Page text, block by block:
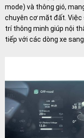
mode) và thông gió,
chuyên cơ mặt đất. Việc
trí thông minh giúp nội
tiếp với các dòng xe